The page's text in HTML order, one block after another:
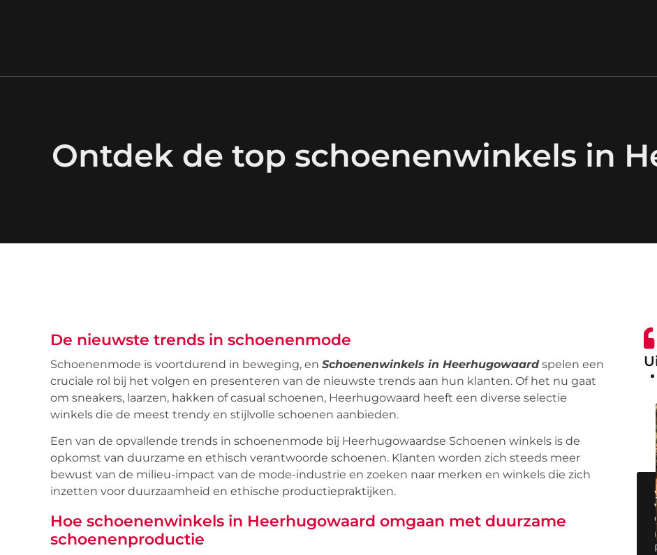
Ontdek de top schoenenwinkels in
De nieuwste trends in schoenenmode
Schoenenmode is voortdurend in beweging, en Schoenenwinkels in Heerhugowaardspelen een
cruciale rol bij het volgen en presenteren van de nieuwste trends aan hun klanten. Of het nu gaat
om sneakers, laarzen, hakken of casual schoenen, Heerhugowaard heeft een diverse selectie
winkels die de meest trendy en stijlvolle schoenen aanbieden.
Een van de opvallende trends in schoenenmode bij Heerhugowaardse Schoenen winkels is de
opkomst van duurzame en ethisch verantwoorde schoenen. Klanten worden zich steeds meer
bewust van de milieu-impact van de mode-industrie en zoeken naar merken en winkels die zich
inzetten voor duurzaamheid en ethische productiepraktijken.
Hoe schoenenwinkels in Heerhugowaard omgaan met duurzame
schoenenproductie